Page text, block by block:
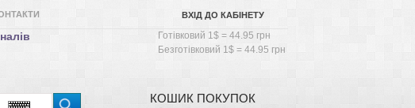
ВХІД ДО КАБІНЕТУ
Готівковий 1$ = 44.95 грн
Безготівковий 1$ = 44.95 грн
КОШИК ПОКУПОК